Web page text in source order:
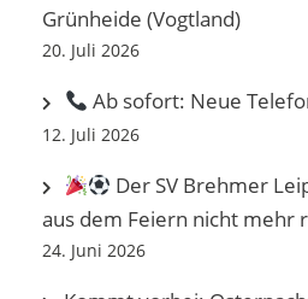
Grünheide (Vogtland)
20. Juli 2026
Ab sofort: Neue
12. Juli 2026
Der SV Brehmer
aus dem Feiern nicht mehr
24. Juni 2026